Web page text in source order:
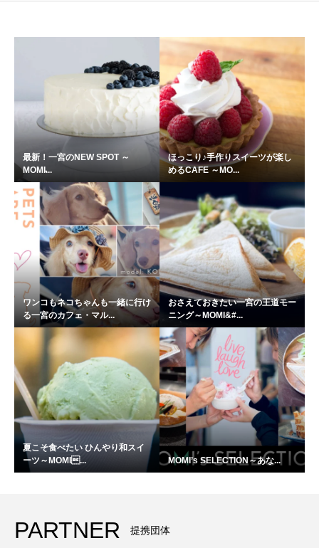
最新！一宮のNEW SPOT ～
MOMI̵...
ほっこり♪手作りスイーツが楽し
めるCAFE ～MO...
ワンコもネコちゃんも一緒に行け
る一宮のカフェ・マル...
おさえておきたい一宮の王道モー
ニング～MOMI&#...
夏こそ食べたい ひんやり和スイ
ーツ～MOMI...
MOMI’s SELECTION～あな...
PARTNER 提携団体